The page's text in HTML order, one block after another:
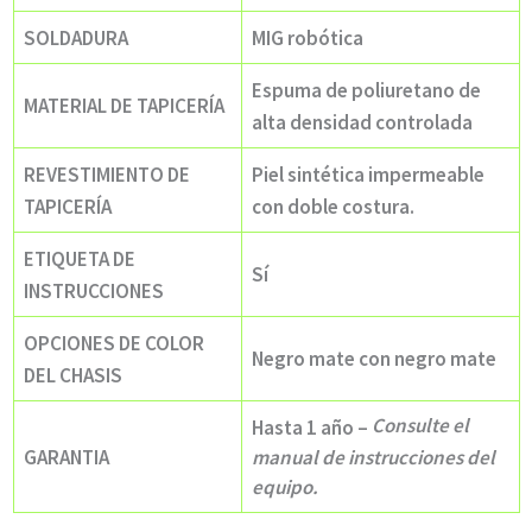
SOLDADURA MIG robótica
MATERIAL DE TAPICERÍA
Espuma de poliuretano de
alta densidad controlada
REVESTIMIENTO DE
TAPICERÍA
Piel sintética impermeable
con doble costura.
ETIQUETA DE
INSTRUCCIONES
Sí
OPCIONES DE COLOR
DEL CHASIS
Negro mate con negro mate
GARANTIA
Hasta 1 año – Consulte el
manual de instrucciones del
equipo.